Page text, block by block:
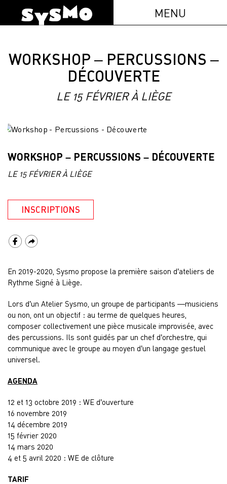
MENU
WORKSHOP – PERCUSSIONS –
DÉCOUVERTE
LE 15 FÉVRIER À LIÈGE
WORKSHOP – PERCUSSIONS – DÉCOUVERTE
LE 15 FÉVRIER À LIÈGE
INSCRIPTIONS
En 2019-2020, Sysmo propose la première saison d’ateliers de
Rythme Signé à Liège.
Lors d’un Atelier Sysmo, un groupe de participants —musiciens
ou non, ont un objectif : au terme de quelques heures,
composer collectivement une pièce musicale improvisée, avec
des percussions. Ils sont guidés par un chef d’orchestre, qui
communique avec le groupe au moyen d’un langage gestuel
universel.
AGENDA
12 et 13 octobre 2019 : WE d’ouverture
16 novembre 2019
14 décembre 2019
15 février 2020
14 mars 2020
4 et 5 avril 2020 : WE de clôture
TARIF